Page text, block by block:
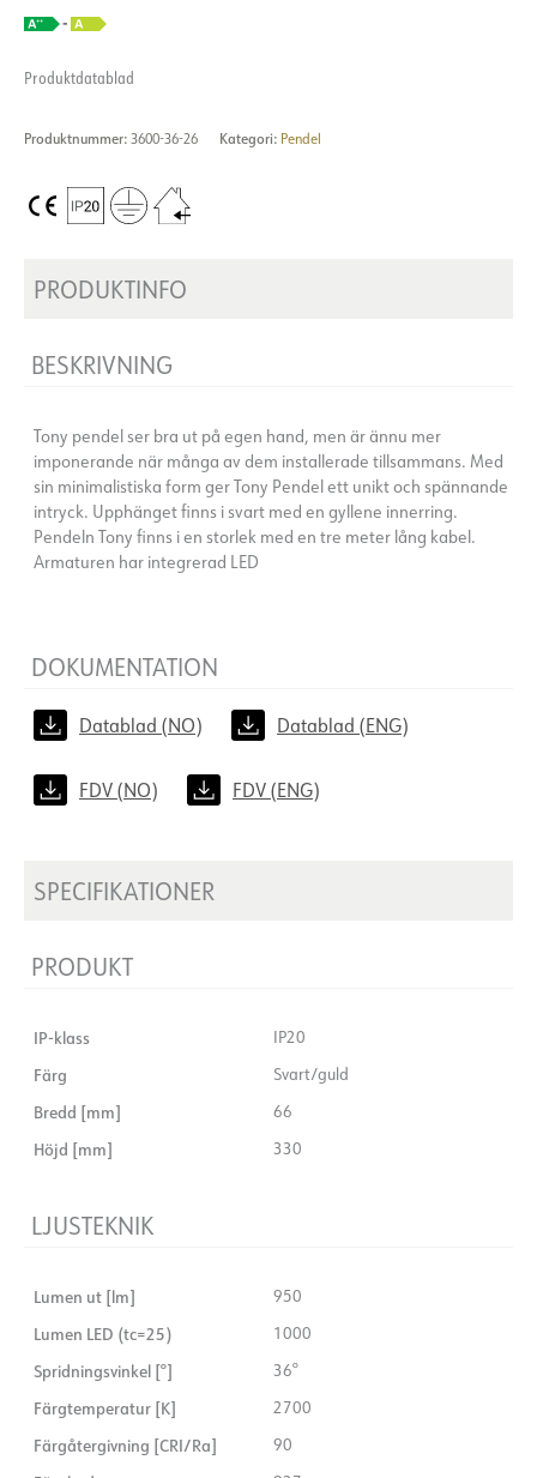
Produktdatablad
Produktnummer: 3600-36-26 Kategori: Pendel
PRODUKTINFO
BESKRIVNING
Tony pendel ser bra ut på egen hand, men är ännu mer
imponerande när många av dem installerade tillsammans. Med
sin minimalistiska form ger Tony Pendel ett unikt och spännande
intryck. Upphänget finns i svart med en gyllene innerring.
Pendeln Tony finns i en storlek med en tre meter lång kabel.
Armaturen har integrerad LED
DOKUMENTATION
Datablad (NO) Datablad (ENG)
FDV (NO) FDV (ENG)
SPECIFIKATIONER
PRODUKT
IP-klass IP20
Färg Svart/guld
Bredd [mm] 66
Höjd [mm] 330
LJUSTEKNIK
Lumen ut [lm] 950
Lumen LED (tc=25) 1000
Spridningsvinkel [°] 36°
Färgtemperatur [K] 2700
Färgåtergivning [CRI/Ra] 90